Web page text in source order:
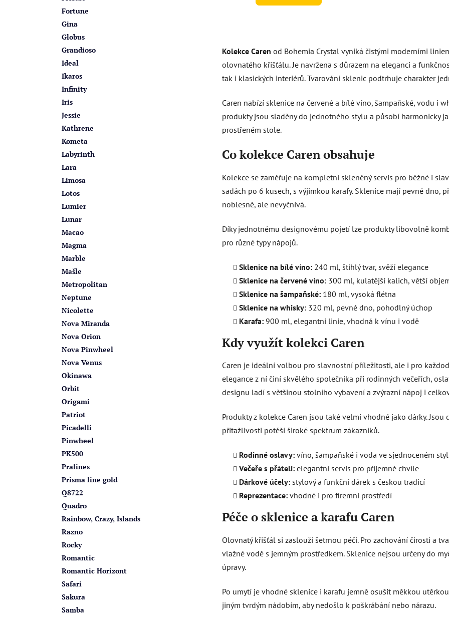
Fortune
Gina
Globus
Grandioso
Ideal
Ikaros
Infinity
Iris
Jessie
Kathrene
Kometa
Labyrinth
Lara
Limosa
Lotos
Lumier
Lunar
Macao
Magma
Marble
Mašle
Metropolitan
Neptune
Nicolette
Nova Miranda
Nova Orion
Nova Pinwheel
Nova Venus
Okinawa
Orbit
Origami
Patriot
Picadelli
Pinwheel
PK500
Pralines
Prisma line gold
Q8722
Quadro
Rainbow, Crazy, Islands
Razno
Rocky
Romantic
Romantic Horizont
Safari
Sakura
Samba
l
á
d
c
í
p
v
ý
p
u
Kolekce Caren od Bohemia Crystal vyniká čistými moderními
olovnatého křišťálu. Je navržena s důrazem na eleganci a
tak i klasických interiérů. Tvarování sklenic podtrhuje charakter
Caren nabízí sklenice na červené a bílé víno, šampaňské, vodu i
produkty jsou sladěny do jednotného stylu a působí harmonicky
prostřeném stole.
Co kolekce Caren obsahuje
Kolekce se zaměřuje na kompletní skleněný servis pro běžné i
sadách po 6 kusech, s výjimkou karafy. Sklenice mají pevné dno,
noblesně, ale nevyčnívá.
Díky jednotnému designovému pojetí lze produkty libovolně
pro různé typy nápojů.
Sklenice na bílé víno: 240 ml, štíhlý tvar, svěží elegance
Sklenice na červené víno: 300 ml, kulatější kalich, větší
Sklenice na šampaňské: 180 ml, vysoká flétna
Sklenice na whisky: 320 ml, pevné dno, pohodlný úchop
Karafa: 900 ml, elegantní linie, vhodná k vínu i vodě
Kdy využít kolekci Caren
Caren je ideální volbou pro slavnostní příležitosti, ale i pro
elegance z ní činí skvělého společníka při rodinných večeřích,
designu ladí s většinou stolního vybavení a zvýrazní nápoj i
Produkty z kolekce Caren jsou také velmi vhodné jako dárky.
přitažlivosti potěší široké spektrum zákazníků.
Rodinné oslavy: víno, šampaňské i voda ve sjednoceném
Večeře s přáteli: elegantní servis pro příjemné chvíle
Dárkové účely: stylový a funkční dárek s českou tradicí
Reprezentace: vhodné i pro firemní prostředí
Péče o sklenice a karafu Caren
Olovnatý křišťál si zaslouží šetrnou péči. Pro zachování čirosti a
vlažné vodě s jemným prostředkem. Sklenice nejsou určeny do
úpravy.
Po umytí je vhodné sklenice i karafu jemně osušit měkkou
jiným tvrdým nádobím, aby nedošlo k poškrábání nebo nárazu.